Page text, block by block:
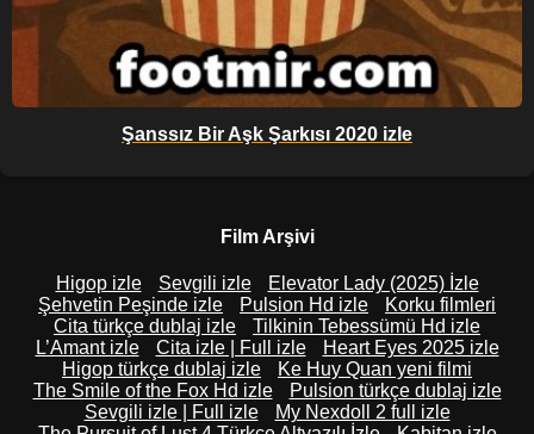
Şanssız Bir Aşk Şarkısı 2020 izle
Film Arşivi
Higop izle Sevgili izle
Elevator Lady (2025) İzle
Şehvetin Peşinde izle
Pulsion Hd izle
Korku filmleri
Cita türkçe dublaj izle
Tilkinin Tebessümü Hd izle
L’Amant izle
Cita izle | Full izle
Heart Eyes 2025 izle
Higop türkçe dublaj izle
Ke Huy Quan yeni filmi
The Smile of the Fox Hd izle
Pulsion türkçe dublaj izle
Sevgili izle | Full izle
My Nexdoll 2 full izle